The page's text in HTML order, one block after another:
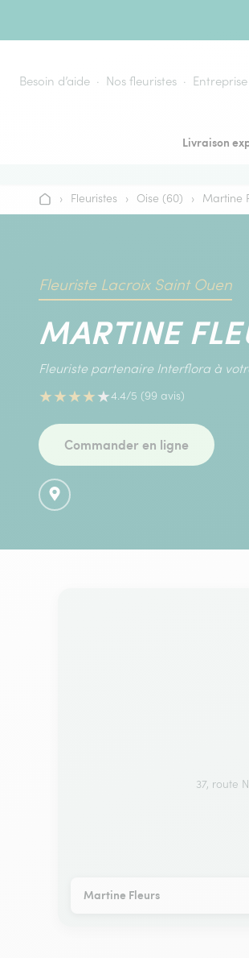
Besoin d’aide Nos fleuristes Entreprise
Livraison
Accueil
› Fleuristes › Oise (60) › Martine
Fleuriste Lacroix Saint Ouen
MARTINE
Fleuriste partenaire Interflora à
★★★★★4.4/5 (99 avis)
Commander en ligne
37, route
Martine Fleurs